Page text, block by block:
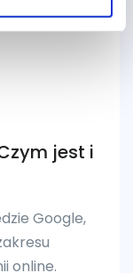
jest i
Google,
online.